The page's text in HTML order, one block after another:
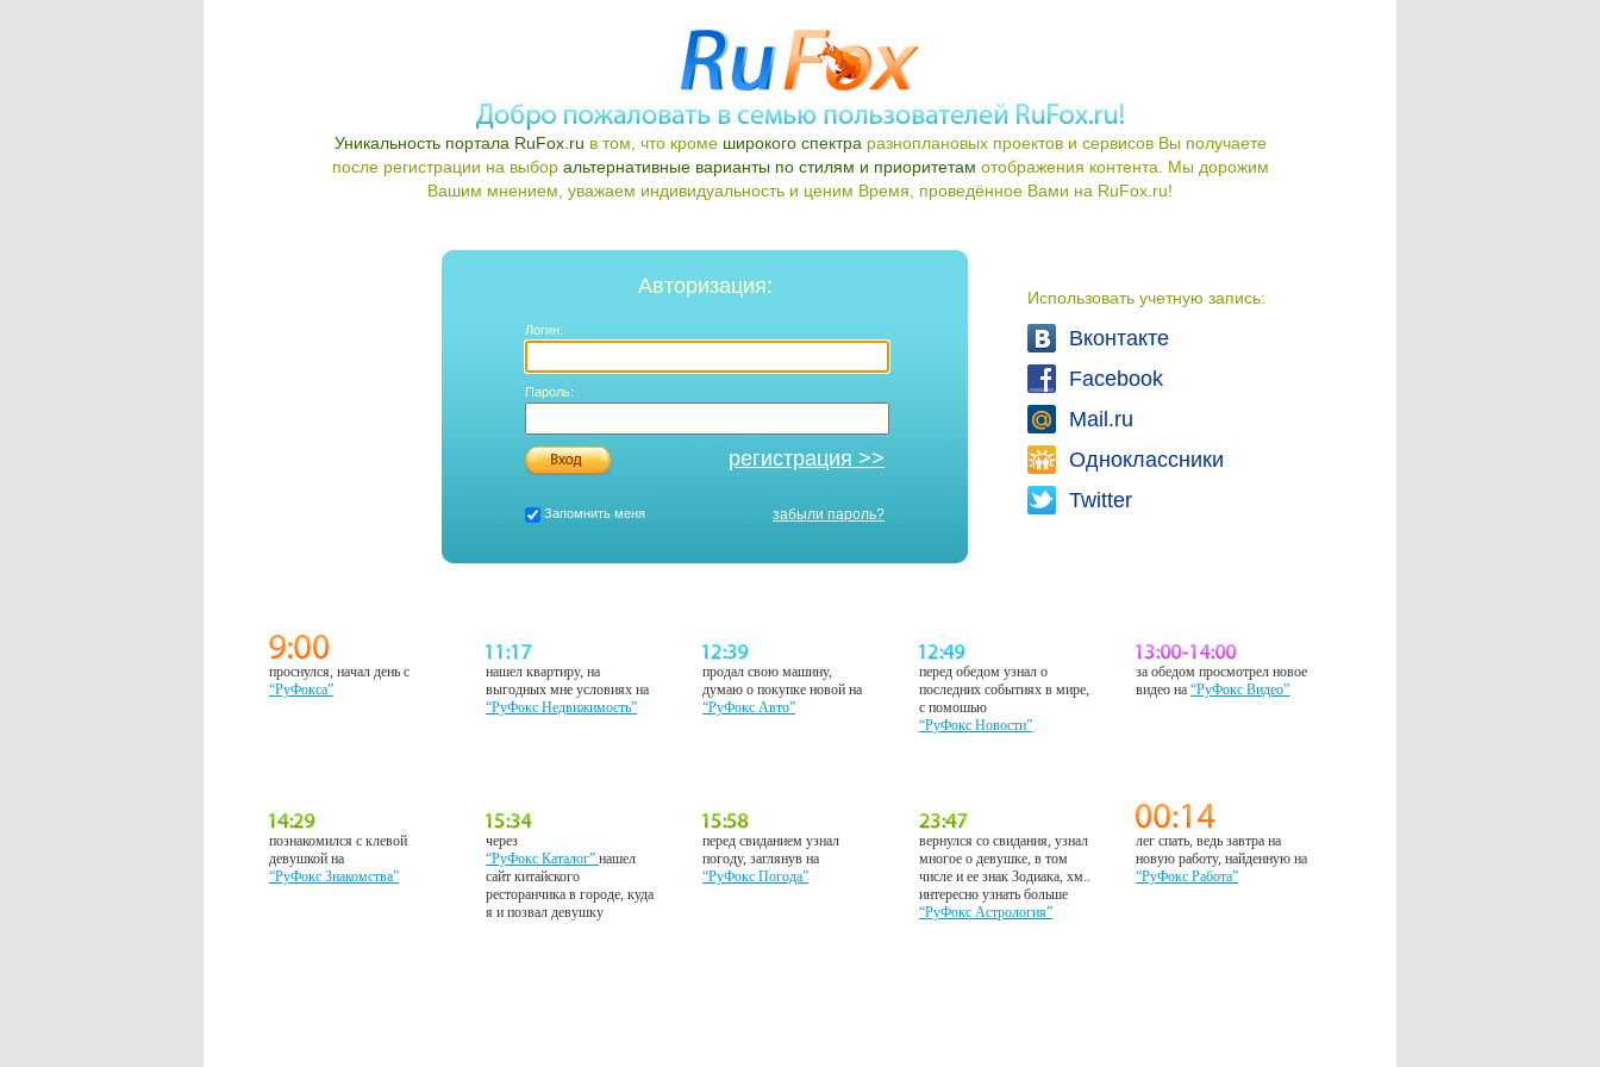
Уникальность портала RuFox.ru в том, что кроме широкого спектра разноплановых проектов и сервисов Вы получаете
после регистрации на выбор альтернативные варианты по стилям и приоритетам отображения контента. Мы дорожим
Вашим мнением, уважаем индивидуальность и ценим Время, проведённое Вами на RuFox.ru!
Использовать учетную запись:
Вконтакте
Facebook
Mail.ru
Одноклассники
Twitter
Авторизация:
Логин:
Пароль:
регистрация >>
Запомнить меня забыли пароль?
проснулся, начал день с
“РуФокса”
нашел квартиру, на
выгодных мне условиях на
“РуФокс Недвижимость”
продал свою машину,
думаю о покупке новой на
“РуФокс Авто”
перед обедом узнал о
последних событиях в мире,
с помошью
“РуФокс Новости”
за обедом просмотрел новое
видео на“РуФокс Видео”
познакомился с клевой
девушкой на
“РуФокс Знакомства”
через
“РуФокс Каталог”нашел
сайт китайского
ресторанчика в городе, куда
я и позвал девушку
перед свиданием узнал
погоду, заглянув на
“РуФокс Погода”
вернулся со свидания, узнал
многое о девушке, в том
числе и ее знак Зодиака, хм..
интересно узнать больше
“РуФокс Астрология”
лег спать, ведь завтра на
новую работу, найденную на
“РуФокс Работа”